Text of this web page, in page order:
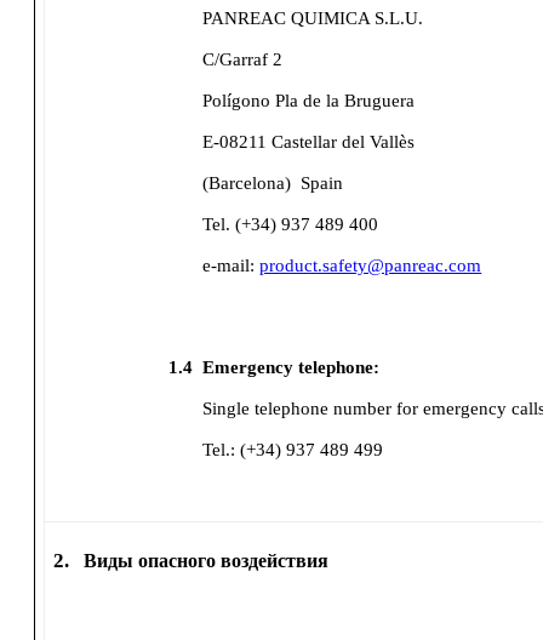
PANREAC QUIMICA S.L.U.
C/Garraf 2
Polígono Pla de la Bruguera
E-08211 Castellar del Vallès
(Barcelona) Spain
Tel. (+34) 937 489 400
e-mail:product.safety@panreac.com
1.4 Emergency telephone:
Single telephone number for emergency
Tel.: (+34) 937 489 499
2. Виды опасного воздействия